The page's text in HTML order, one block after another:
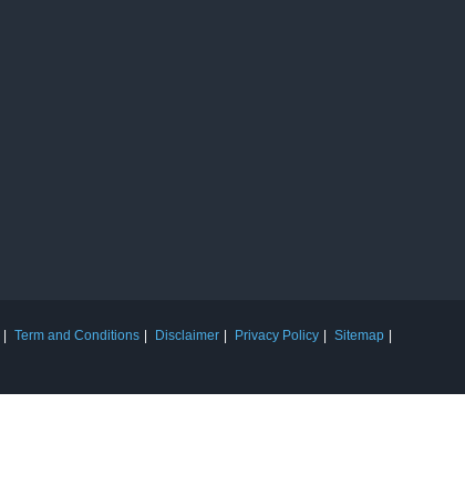
Term and Conditions Disclaimer Privacy Policy
Sitemap